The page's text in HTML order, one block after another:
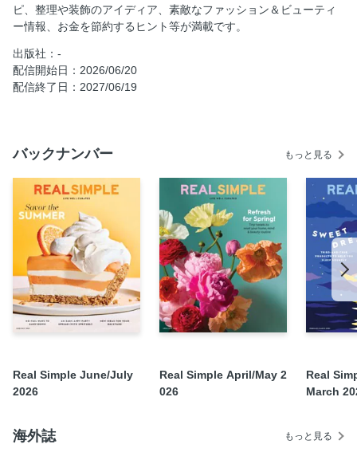
A Drink ＆ A Bite
5 Easy Dinners
Sweet Thing
Health
How To
How To Handle It
The New Ways to Backyard
It’s Aperitivo Time Somewhere
Slow Girl Summer
One Last Thing
ピ、整理や装飾のアイディア、素敵なファッション＆ビューティ
ー情報、お金を節約するヒント等が満載です。
出版社：-
配信開始日：2026/06/20
配信終了日：2027/06/19
バックナンバー もっと見る
Real Simple June/July
2026
Real Simple April/May 2
026
Real
March
海外誌 もっと見る